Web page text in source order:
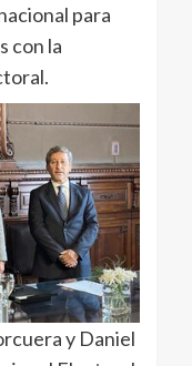
para
con la
y Daniel